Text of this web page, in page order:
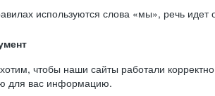
используются слова «мы», речь
чтобы наши сайты работали
для вас информацию.